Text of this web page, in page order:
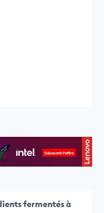
fermentés à